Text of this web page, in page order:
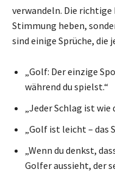
verwandeln. Die
Stimmung heben,
sind einige Sprüche, die
„Golf: Der einzige
während du spielst.“
„Jeder Schlag ist
„Golf ist leicht – das
„Wenn du denkst,
Golfer aussieht, der